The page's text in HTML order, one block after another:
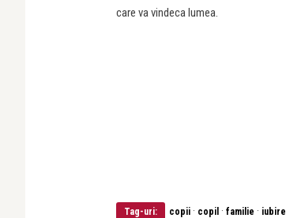
care va vindeca lumea.
Tag-uri: copii · copil · familie · iubire